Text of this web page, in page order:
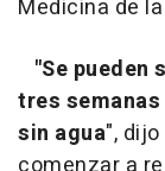
Medicina de
"Se
tres
sin agua",